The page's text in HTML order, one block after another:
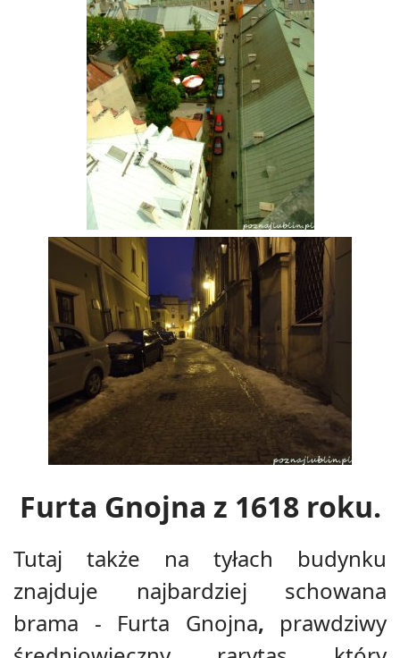
Furta Gnojna z 1618 roku.
Tutaj także na tyłach budynku
znajduje najbardziej schowana
brama - Furta Gnojna, prawdziwy